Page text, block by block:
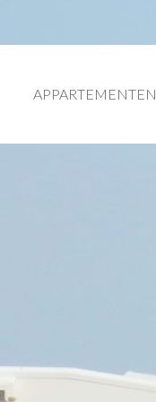
APPARTEMENTEN